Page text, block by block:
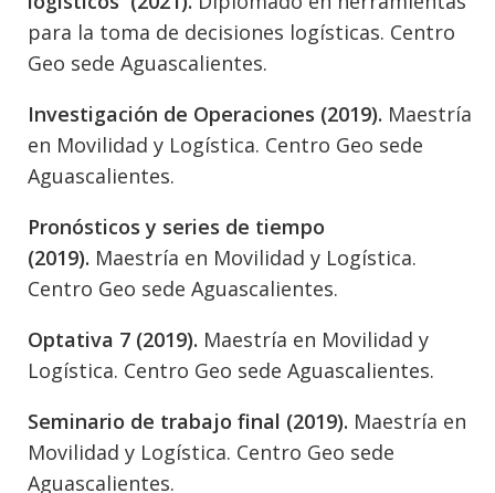
para la toma de decisiones logísticas. Centro
Geo sede Aguascalientes.
Investigación de Operaciones (2019). Maestría
en Movilidad y Logística. Centro Geo sede
Aguascalientes.
Pronósticos y series de tiempo
(2019). Maestría en Movilidad y Logística.
Centro Geo sede Aguascalientes.
Optativa 7 (2019). Maestría en Movilidad y
Logística. Centro Geo sede Aguascalientes.
Seminario de trabajo final (2019). Maestría en
Movilidad y Logística. Centro Geo sede
Aguascalientes.